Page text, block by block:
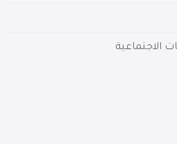
الاجتماعية